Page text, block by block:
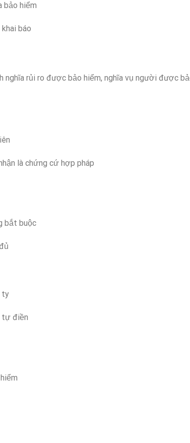
bảo hiểm
báo
rủi ro được bảo hiểm, nghĩa vụ người được
là chứng cứ hợp pháp
bắt buộc
ty
tự điền